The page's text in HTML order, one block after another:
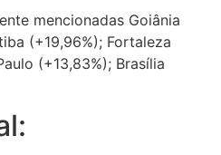
mencionadas Goiânia
(+19,96%); Fortaleza
(+13,83%); Brasília